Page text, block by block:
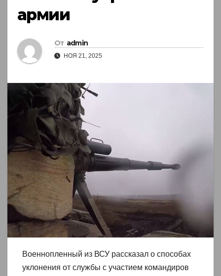
армии
От admin
НОЯ 21, 2025
Военнопленный из ВСУ рассказал о способах
уклонения от службы с участием командиров